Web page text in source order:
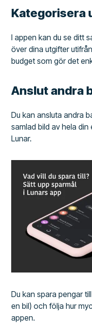
Kategorisera
I appen kan du se ditt
över dina utgifter
budget som gör det
Anslut andra
Du kan ansluta andra
samlad bild av hela
Lunar.
Du kan spara pengar
en bil) och följa hur
appen.